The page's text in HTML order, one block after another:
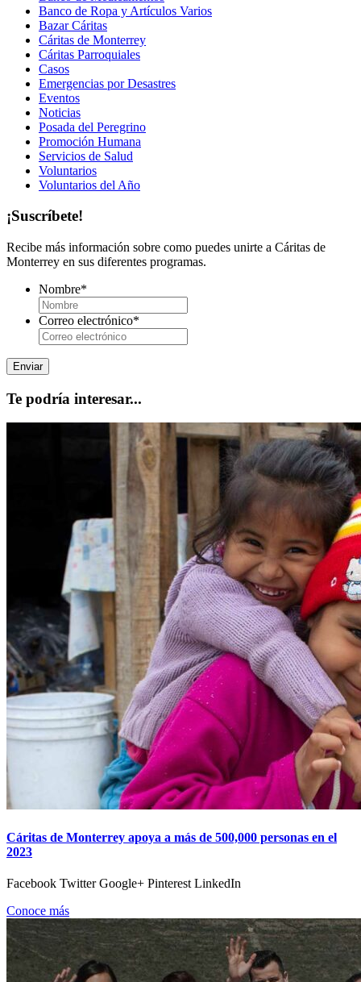
Banco de Ropa y Artículos Varios
Bazar Cáritas
Cáritas de Monterrey
Cáritas Parroquiales
Casos
Emergencias por Desastres
Eventos
Noticias
Posada del Peregrino
Promoción Humana
Servicios de Salud
Voluntarios
Voluntarios del Año
¡Suscríbete!
Recibe más información sobre como puedes unirte a Cáritas de
Monterrey en sus diferentes programas.
Nombre*
Correo electrónico*
Te podría interesar...
Cáritas de Monterrey apoya a más de 500,000 personas en el
2023
Facebook Twitter Google+ Pinterest LinkedIn
Conoce más